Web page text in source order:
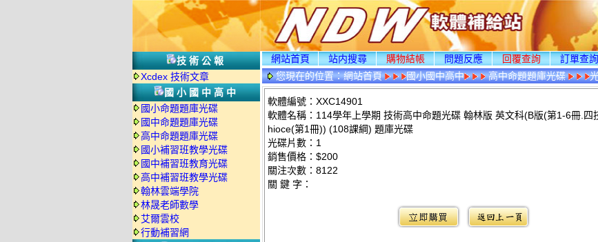
技術公報
Xcdex 技術文章
國小國中高中
國小命題題庫光碟
國中命題題庫光碟
高中命題題庫光碟
國小補習班教學光碟
國中補習班教育光碟
高中補習班教學光碟
翰林雲端學院
林晟老師數學
艾爾雲校
行動補習網
網站首頁 站内搜尋 購物結帳 問題反應 回覆查詢 訂單查詢
您現在的位置：網站首頁 國小國中高中 高中命題題庫光碟
軟體編號：XXC14901
軟體名稱：114學年上學期 技術高中命題光碟 翰林版 英文科(B版(第1-6冊.四
hioce(第1冊)) (108課綱) 題庫光碟
光碟片數：1
銷售價格：$200
關注次數： 8122
關 鍵 字：